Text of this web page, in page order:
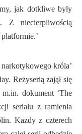
jak dotkliwe były
Z niecierpliwością
króla’
Reżyserią zajął się
dokument ‘The
serialu z ramienia
Każdy z czterech